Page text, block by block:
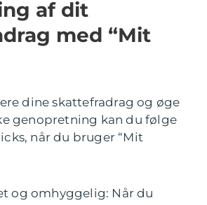
af dit
med “Mit
dine skattefradrag og øge
genopretning kan du følge
når du bruger “Mit
og omhyggelig: Når du